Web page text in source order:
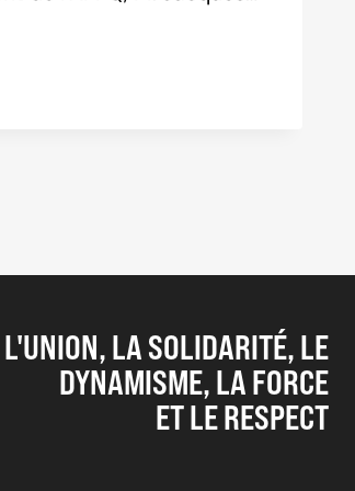
L'UNION, LA SOLIDARITÉ, LE
DYNAMISME, LA FORCE
ET LE RESPECT